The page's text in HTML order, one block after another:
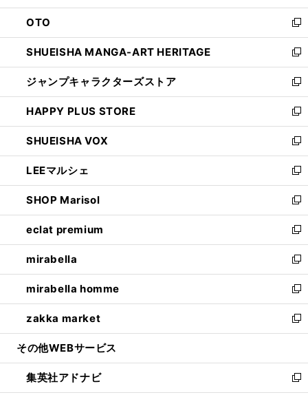
ウ
で
開
く
ン
ド
ウ
で
開
く
OTO
新
し
い
ウ
ィ
ン
ド
ウ
で
開
く
SHUEISHA MANGA-ART HERITAGE
新
し
い
ウ
ィ
ン
ド
ウ
で
開
く
ジャンプキャラクターズストア
新
し
い
ウ
ィ
ン
ド
ウ
で
開
く
HAPPY PLUS STORE
新
し
い
ウ
ィ
ン
ド
ウ
で
開
く
SHUEISHA VOX
新
し
い
ウ
ィ
ン
ド
ウ
で
開
く
LEEマルシェ
新
し
い
ウ
ィ
ン
ド
ウ
で
開
く
SHOP Marisol
新
し
い
ウ
ィ
ン
ド
ウ
で
開
eclat premium
新
し
い
ウ
ィ
ン
ド
ウ
開
く
mirabella
新
し
い
ウ
ィ
ン
ウ
で
開
mirabella homme
新
し
い
ウ
ン
ド
zakka market
新
し
ウ
ィ
その他WEBサービス
集英社アドナビ
新